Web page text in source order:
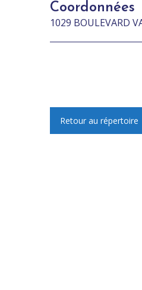
Coordonnées
1029 BOULEVARD
Retour au répertoire